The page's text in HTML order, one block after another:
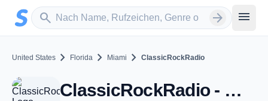
Zum Hauptinhalt springen
search
Sender suchen arrow_forward menu
United States chevron_right Florida chevron_right Miami chevron_right ClassicRockRadio
ClassicRockRadio - Miami, FL